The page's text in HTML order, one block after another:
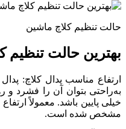
حالت تنظیم کلاچ ماشین
بهترین حالت
ارتفاع مناسب پدال کلاچ:
به‌راحتی بتوان آن را فشرد و
خیلی پایین باشد. معمولاً
مشخص شده است.